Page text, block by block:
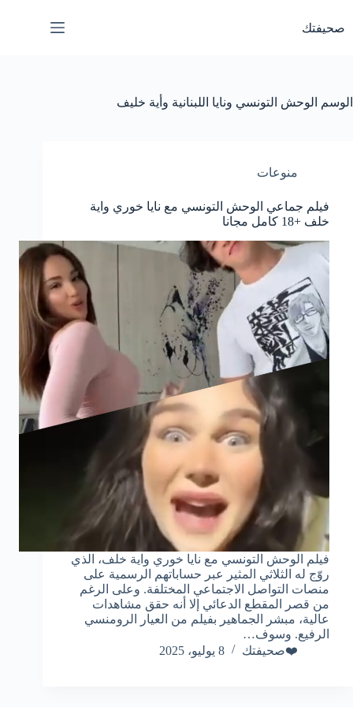
المحتوى
صحيفتك
الوسم الوحش التونسي ونايا اللبنانية وأية خليف
منوعات
فيلم جماعي الوحش التونسي مع نايا خوري واية
خلف +18 كامل مجانا
فيلم الوحش التونسي مع نايا خوري واية خلف، الذي
روّج له الثلاثي المثير عبر حساباتهم الرسمية على
منصات التواصل الاجتماعي المختلفة. وعلى الرغم
من قصر المقطع الدعائي إلا أنه حقق مشاهدات
عالية، مبشر الجماهير بفيلم من العيار الرومنسي
الرفيع. وسوف…
❤️صحيفتك
8 يوليو، 2025